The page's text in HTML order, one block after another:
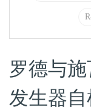
罗德与
发生器